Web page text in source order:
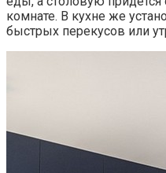
комнате. В кухне же
быстрых перекусов или